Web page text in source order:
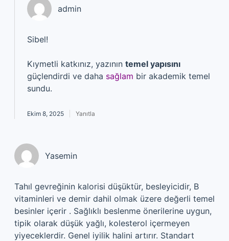
admin
Sibel!
Kıymetli katkınız, yazının temel yapısını
güçlendirdi ve daha sağlam bir akademik temel
sundu.
Ekim 8, 2025 Yanıtla
Yasemin
Tahıl gevreğinin kalorisi düşüktür, besleyicidir, B
vitaminleri ve demir dahil olmak üzere değerli temel
besinler içerir . Sağlıklı beslenme önerilerine uygun,
tipik olarak düşük yağlı, kolesterol içermeyen
yiyeceklerdir. Genel iyilik halini artırır. Standart